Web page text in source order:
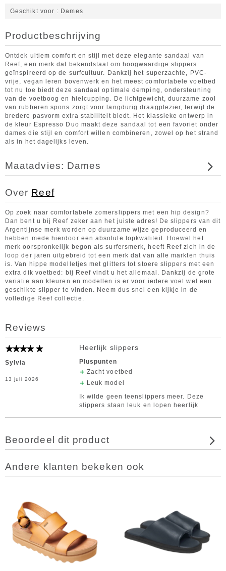
Geschikt voor Dames
Productbeschrijving
Ontdek ultiem comfort en stijl met deze elegante sandaal van
Reef, een merk dat bekendstaat om hoogwaardige slippers
geïnspireerd op de surfcultuur. Dankzij het superzachte, PVC-
vrije, vegan leren bovenwerk en het meest comfortabele voetbed
tot nu toe biedt deze sandaal optimale demping, ondersteuning
van de voetboog en hielcupping. De lichtgewicht, duurzame zool
van rubberen spons zorgt voor langdurig draagplezier, terwijl de
bredere pasvorm extra stabiliteit biedt. Het klassieke ontwerp in
de kleur Espresso Duo maakt deze sandaal tot een favoriet onder
dames die stijl en comfort willen combineren, zowel op het strand
als in het dagelijks leven.
Maatadvies: Dames
Over Reef
Op zoek naar comfortabele zomerslippers met een hip design?
Dan bent u bij Reef zeker aan het juiste adres! De slippers van dit
Argentijnse merk worden op duurzame wijze geproduceerd en
hebben mede hierdoor een absolute topkwaliteit. Hoewel het
merk oorspronkelijk begon als surfersmerk, heeft Reef zich in de
loop der jaren uitgebreid tot een merk dat van alle markten thuis
is. Van hippe modelletjes met glitters tot stoere slippers met een
extra dik voetbed: bij Reef vindt u het allemaal. Dankzij de grote
variatie aan kleuren en modellen is er voor iedere voet wel een
geschikte slipper te vinden. Neem dus snel een kijkje in de
volledige Reef collectie.
Reviews
Sylvia
13 juli 2026
Heerlijk slippers
Pluspunten
Zacht voetbed
Leuk model
Ik wilde geen teenslippers meer. Deze
slippers staan leuk en lopen heerlijk
Beoordeel dit product
Andere klanten bekeken ook